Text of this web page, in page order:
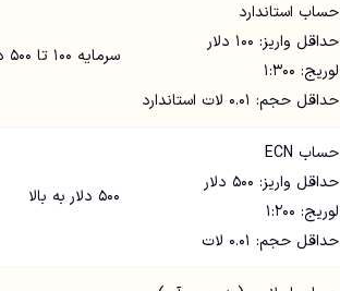
حساب استاندارد
حداقل واریز: ۱۰۰ دلار
لوریج: ۱:۳۰۰
حداقل حجم: ۰.۰۱ لات استاندارد
سرمایه ۱۰۰ تا ۵۰۰ دلار
حساب ECN
حداقل واریز: ۵۰۰ دلار
لوریج: ۱:۲۰۰
حداقل حجم: ۰.۰۱ لات
۵۰۰ دلار به بالا